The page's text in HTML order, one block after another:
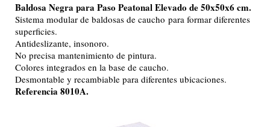
Baldosa Negra para Paso Peatonal Elevado de 50x50x6 cm.
Sistema modular de baldosas de caucho para formar diferentes
superficies.
Antideslizante, insonoro.
No precisa mantenimiento de pintura.
Colores integrados en la base de caucho.
Desmontable y recambiable para diferentes ubicaciones.
Referencia 8010A.